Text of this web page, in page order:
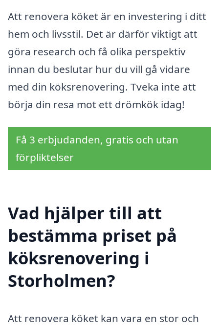
Att renovera köket är en investering i ditt
hem och livsstil. Det är därför viktigt att
göra research och få olika perspektiv
innan du beslutar hur du vill gå vidare
med din köksrenovering. Tveka inte att
börja din resa mot ett drömkök idag!
Få 3 erbjudanden, gratis och utan
förpliktelser
Vad hjälper till att
bestämma priset på
köksrenovering i
Storholmen?
Att renovera köket kan vara en stor och